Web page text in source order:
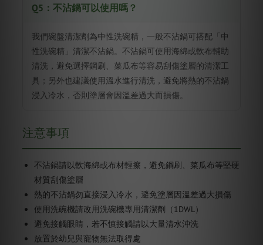
Q5：不沾鍋可以使用嗎？
我們碗盤清潔劑為中性洗碗精，一般不沾鍋可搭配「中
性洗碗精」清潔不沾鍋。不沾鍋可使用海綿或軟布輔助
清洗，避免選擇鋼刷、菜瓜布等容易刮傷塗層的清潔工
具；另外也建議使用溫水進行清洗，避免將熱的不沾鍋
浸入冷水，否則塗層會因溫差過大而損傷。
注意事項
不沾鍋請以軟海綿或布材輕擦，避免鋼刷、菜瓜布等堅硬
材質刮傷塗層
熱的不沾鍋勿直接浸入冷水，避免塗層因溫差過大損傷
使用洗碗機請改用洗碗機專用清潔劑（1DWL）
避免接觸眼睛，若不慎接觸請以大量清水沖洗
放置於幼兒與寵物無法取得處